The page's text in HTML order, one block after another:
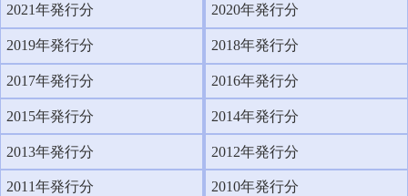
2021年発行分 2020年発行分
2019年発行分 2018年発行分
2017年発行分 2016年発行分
2015年発行分 2014年発行分
2013年発行分 2012年発行分
2011年発行分 2010年発行分